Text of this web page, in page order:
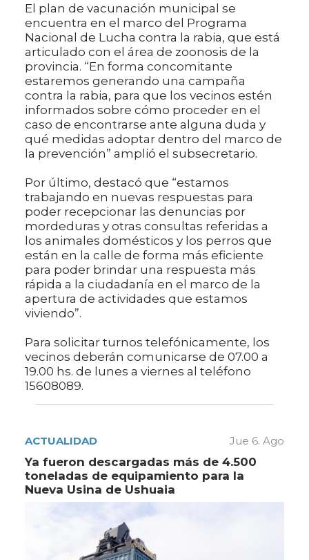
El plan de vacunación municipal se
encuentra en el marco del Programa
Nacional de Lucha contra la rabia, que está
articulado con el área de zoonosis de la
provincia. “En forma concomitante
estaremos generando una campaña
contra la rabia, para que los vecinos estén
informados sobre cómo proceder en el
caso de encontrarse ante alguna duda y
qué medidas adoptar dentro del marco de
la prevención” amplió el subsecretario.
Por último, destacó que “estamos
trabajando en nuevas respuestas para
poder recepcionar las denuncias por
mordeduras y otras consultas referidas a
los animales domésticos y los perros que
están en la calle de forma más eficiente
para poder brindar una respuesta más
rápida a la ciudadanía en el marco de la
apertura de actividades que estamos
viviendo”.
Para solicitar turnos telefónicamente, los
vecinos deberán comunicarse de 07.00 a
19.00 hs. de lunes a viernes al teléfono
15608089.
ACTUALIDAD Jue 6. Ago
Ya fueron descargadas más de 4.500
toneladas de equipamiento para la
Nueva Usina de Ushuaia